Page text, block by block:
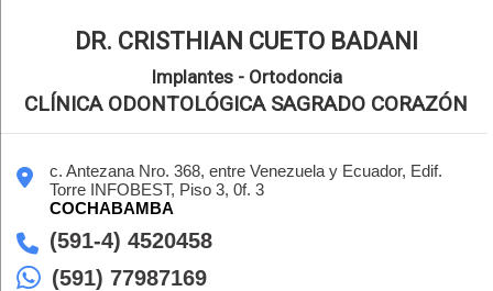
DR. CRISTHIAN CUETO BADANI
Implantes - Ortodoncia
CLÍNICA ODONTOLÓGICA SAGRADO CORAZÓN
c. Antezana Nro. 368, entre Venezuela y Ecuador, Edif.
Torre INFOBEST, Piso 3, 0f. 3
COCHABAMBA
(591-4) 4520458
(591) 77987169